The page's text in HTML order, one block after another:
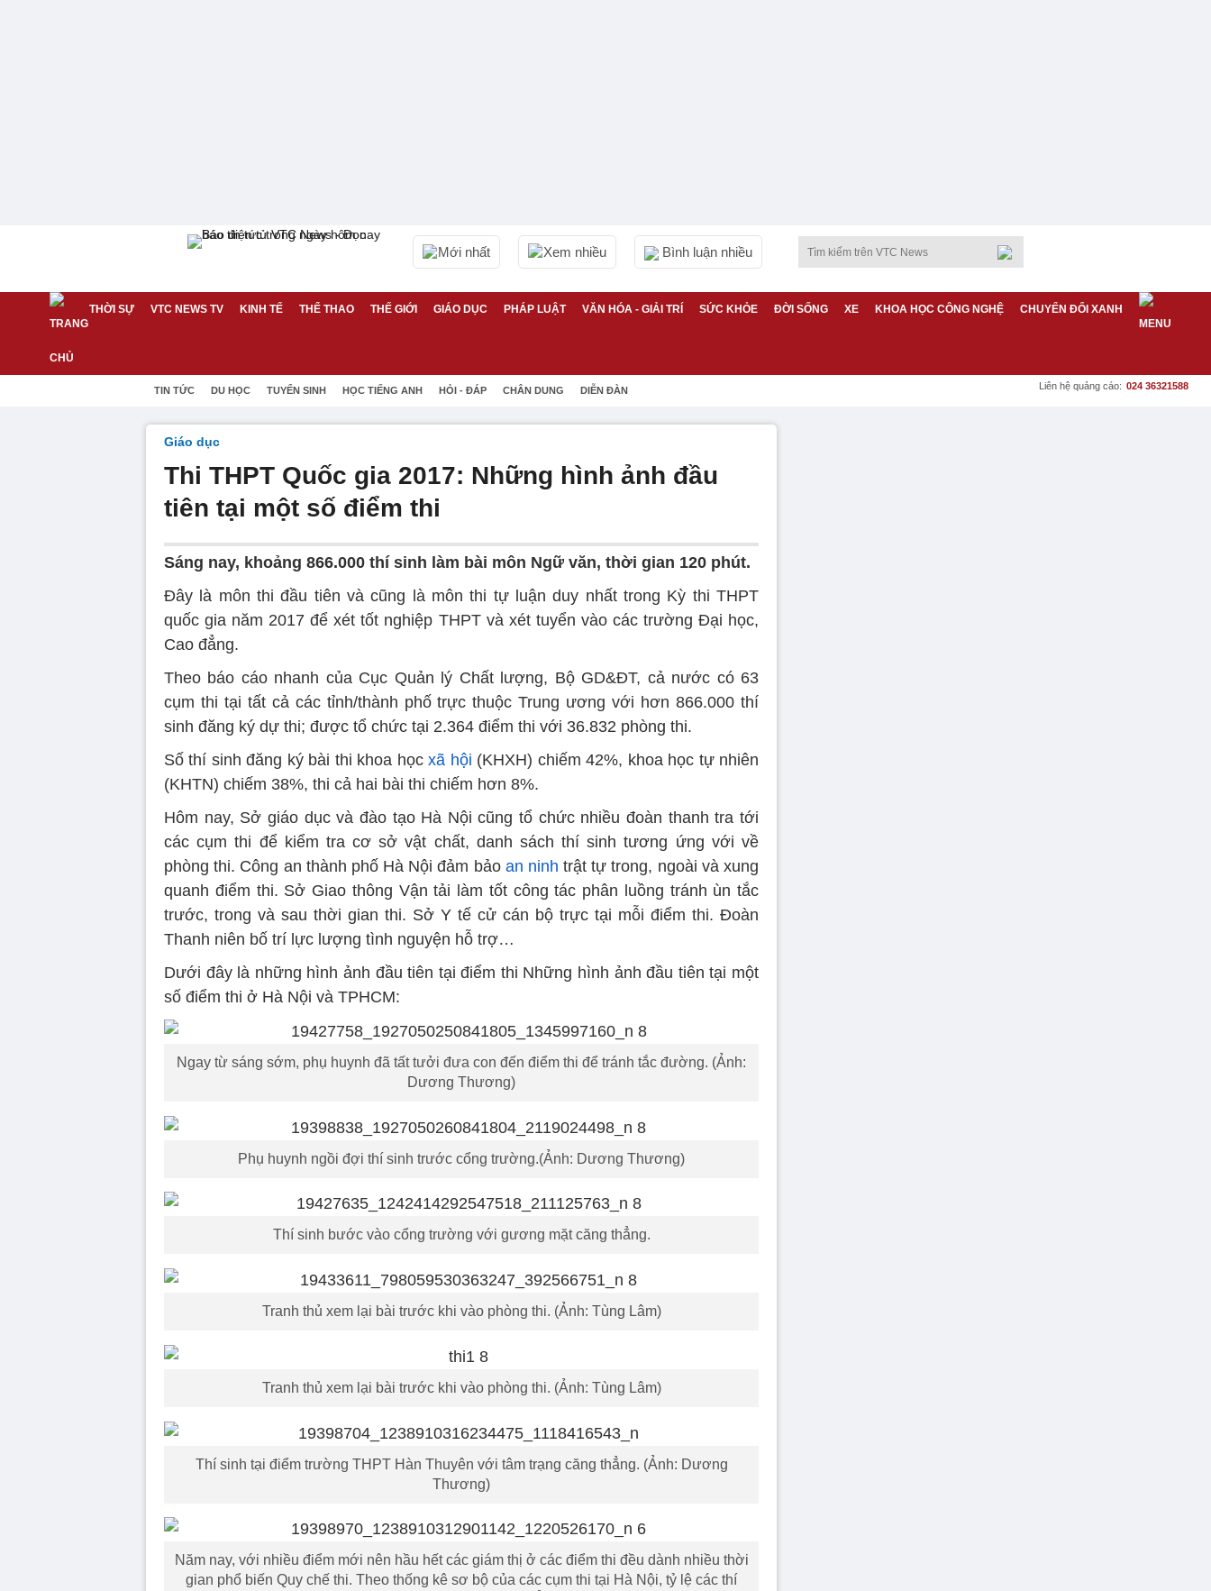
Mới nhất Xem nhiều Bình luận nhiều
THỜI SỰ VTC NEWS TV KINH TẾ THỂ THAO THẾ GIỚI GIÁO DỤC PHÁP LUẬT VĂN HÓA - GIẢI TRÍ SỨC KHỎE ĐỜI SỐNG XE KHOA HỌC CÔNG NGHỆ CHUYỂN ĐỔI XANH
TIN TỨC DU HỌC TUYỂN SINH HỌC TIẾNG ANH HỎI - ĐÁP CHÂN DUNG DIỄN ĐÀN Liên hệ quảng cáo: 024 36321588
Giáo dục
Thi THPT Quốc gia 2017: Những hình ảnh đầu
tiên tại một số điểm thi
Sáng nay, khoảng 866.000 thí sinh làm bài môn Ngữ văn, thời gian 120 phút.
Đây là môn thi đầu tiên và cũng là môn thi tự luận duy nhất trong Kỳ thi THPT
quốc gia năm 2017 để xét tốt nghiệp THPT và xét tuyển vào các trường Đại học,
Cao đẳng.
Theo báo cáo nhanh của Cục Quản lý Chất lượng, Bộ GD&ĐT, cả nước có 63
cụm thi tại tất cả các tỉnh/thành phố trực thuộc Trung ương với hơn 866.000 thí
sinh đăng ký dự thi; được tổ chức tại 2.364 điểm thi với 36.832 phòng thi.
Số thí sinh đăng ký bài thi khoa họcxã hội (KHXH) chiếm 42%, khoa học tự nhiên
(KHTN) chiếm 38%, thi cả hai bài thi chiếm hơn 8%.
Hôm nay, Sở giáo dục và đào tạo Hà Nội cũng tổ chức nhiều đoàn thanh tra tới
các cụm thi để kiểm tra cơ sở vật chất, danh sách thí sinh tương ứng với về
phòng thi. Công an thành phố Hà Nội đảm bảo an ninh trật tự trong, ngoài và xung
quanh điểm thi. Sở Giao thông Vận tải làm tốt công tác phân luồng tránh ùn tắc
trước, trong và sau thời gian thi. Sở Y tế cử cán bộ trực tại mỗi điểm thi. Đoàn
Thanh niên bố trí lực lượng tình nguyện hỗ trợ…
Dưới đây là những hình ảnh đầu tiên tại điểm thi Những hình ảnh đầu tiên tại một
số điểm thi ở Hà Nội và TPHCM:
Ngay từ sáng sớm, phụ huynh đã tất tưởi đưa con đến điểm thi để tránh tắc đường. (Ảnh:
Dương Thương)
Phụ huynh ngồi đợi thí sinh trước cổng trường.(Ảnh: Dương Thương)
Thí sinh bước vào cổng trường với gương mặt căng thẳng.
Tranh thủ xem lại bài trước khi vào phòng thi. (Ảnh: Tùng Lâm)
Tranh thủ xem lại bài trước khi vào phòng thi. (Ảnh: Tùng Lâm)
Thí sinh tại điểm trường THPT Hàn Thuyên với tâm trạng căng thẳng. (Ảnh: Dương
Thương)
Năm nay, với nhiều điểm mới nên hầu hết các giám thị ở các điểm thi đều dành nhiều thời
gian phổ biến Quy chế thi. Theo thống kê sơ bộ của các cụm thi tại Hà Nội, tỷ lệ các thí